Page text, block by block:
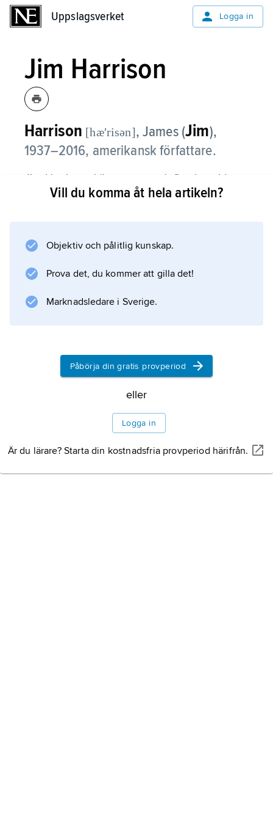
Uppslagsverket Logga in
Jim Harrison
Harrison [hæʹrisən], James (Jim),
1937–2016, amerikansk författare.
Jim Harrisons kärva prosa och fixering vid
machoattityder gjorde honom kontroversiell.
sin rätt i novellsamlingen
(1979; ”Höstlegender”, filmatiserad 1994),
medan romaner som
Warlock
(1984; ”En riktig karl”)
Information om artikeln
Vill du komma åt hela artikeln?
Objektiv och pålitlig kunskap.
Prova det, du kommer att gilla det!
Marknadsledare i Sverige.
Påbörja din gratis provperiod
eller
Logga in
Är du lärare? Starta din kostnadsfria provperiod härifrån.